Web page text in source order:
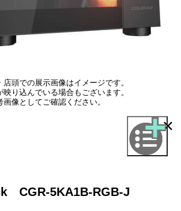
店頭での展示画像はイメージです。
映り込んでいる場合もございます。
画像としてご確認ください。
×
CGR-5KA1B-RGB-J